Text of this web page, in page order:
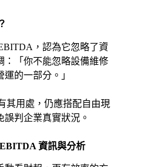
，認為它忽略了資
：「你不能忽略設備維修
的一部分。」
其用處，仍應搭配自由現
判企業真實狀況。
資訊與分析